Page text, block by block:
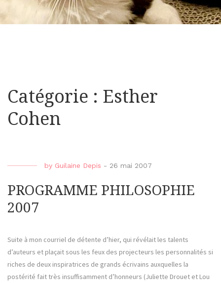
Catégorie : Esther
Cohen
by Guilaine Depis - 26 mai 2007
PROGRAMME PHILOSOPHIE
2007
Suite à mon courriel de détente d’hier, qui révélait les talents
d’auteurs et plaçait sous les feux des projecteurs les personnalités si
riches de deux inspiratrices de grands écrivains auxquelles la
postérité fait très insuffisamment d’honneurs (Juliette Drouet et Lou